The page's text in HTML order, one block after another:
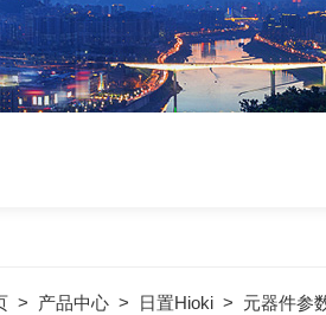
> 产品中心> 日置Hioki> 元器件参